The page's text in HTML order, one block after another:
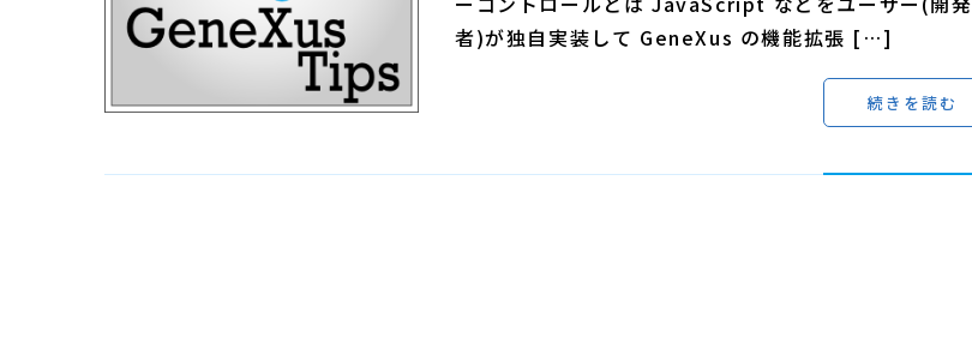
者)が独自実装して GeneXus の機能拡張 […]
続きを読む